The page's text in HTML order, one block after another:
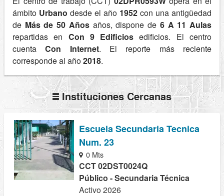
ámbito Urbano desde el año 1952 con una antigüedad
de Más de 50 Añosaños, dispone de 6 A 11 Aulas
repartidas en Con 9 Edificios edificios. El centro
cuentaCon Internet. El reporte más reciente
corresponde al año2018.
Instituciones Cercanas
Escuela Secundaria Tecnica
Num. 23
0 Mts
CCT 02DST0024Q
Público - Secundaria Técnica
Activo 2026